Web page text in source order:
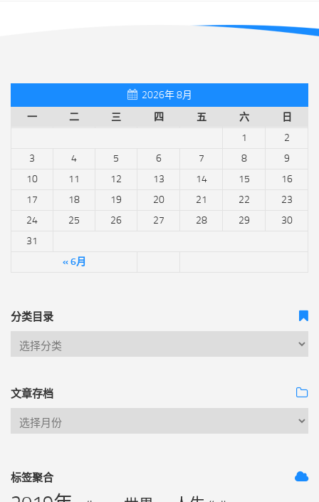
2026年 8月
一
二 三 四 五 六 日
« 6月
1
2
3
4 5 6 7 8
9
10
11 12 13 14 15
16
17
18 19 20 21 22
23
24
25 26 27 28 29
30
31
分类目录
文章存档
标签聚合